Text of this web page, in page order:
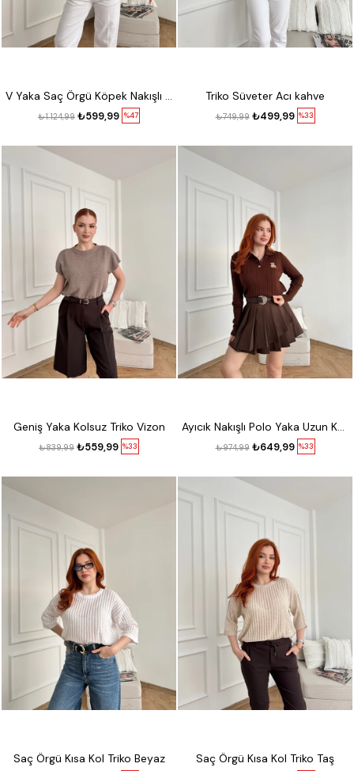
%47
₺599,99
₺1.124,99
Triko Süveter Acı kahve
%33
₺499,99
₺749,99
Geniş Yaka Kolsuz Triko Vizon
%33
₺559,99
₺839,99
Ayıcık Nakışlı Polo Yaka Uzun Kol Triko Acı kahve
%33
₺649,99
₺974,99
Saç Örgü Kısa Kol Triko Beyaz Saç Örgü Kısa Kol Triko Taş